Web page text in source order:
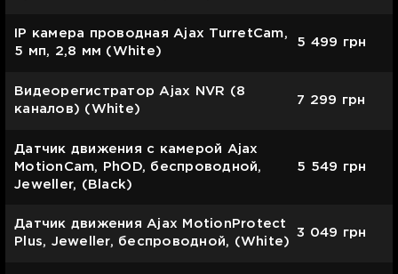
IP камера проводная Ajax TurretCam,
5 мп, 2,8 мм (White)
5 499 грн
Видеорегистратор Ajax NVR (8
каналов) (White)
7 299 грн
Датчик движения с камерой Ajax
MotionCam, PhOD, беспроводной,
Jeweller, (Black)
5 549 грн
Датчик движения Ajax MotionProtect
Plus, Jeweller, беспроводной, (White)
3 049 грн